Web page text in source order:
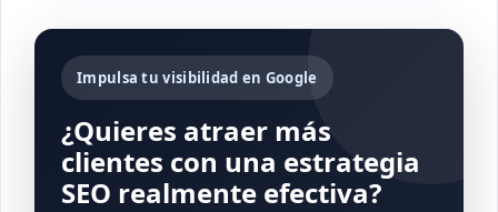
Impulsa tu visibilidad en Google
¿Quieres atraer más
clientes con una estrategia
SEO realmente efectiva?